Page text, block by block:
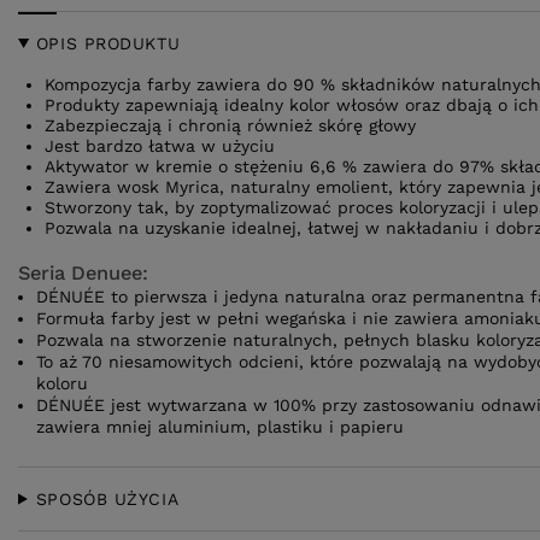
OPIS PRODUKTU
Kompozycja farby zawiera do 90 % składników naturalnych
Produkty zapewniają idealny kolor włosów oraz dbają o
Zabezpieczają i chronią również skórę głowy
Jest bardzo łatwa w użyciu
Aktywator w kremie o stężeniu 6,6 % zawiera do 97%
Zawiera wosk Myrica, naturalny emolient, który zapewnia
Stworzony tak, by zoptymalizować proces koloryzacji i
Pozwala na uzyskanie idealnej, łatwej w nakładaniu i
Seria Denuee:
DÉNUÉE to pierwsza i jedyna naturalna oraz permanentna
Formuła farby jest w pełni wegańska i nie zawiera
Pozwala na stworzenie naturalnych, pełnych blasku
To aż 70 niesamowitych odcieni, które pozwalają na
koloru
DÉNUÉE jest wytwarzana w 100% przy zastosowaniu
zawiera mniej aluminium, plastiku i papieru
SPOSÓB UŻYCIA